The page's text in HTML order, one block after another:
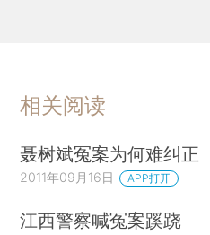
相关阅读
聂树斌冤案为何难纠正
2011年09月16日 APP打开
江西警察喊冤案蹊跷